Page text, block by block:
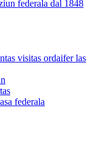
federala dal 1848
visitas ordaifer las
federala